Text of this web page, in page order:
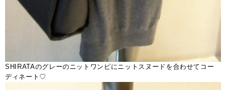
SHIRATAのグレーのニットワンピにニットスヌードを合わせてコー
ディネート♡